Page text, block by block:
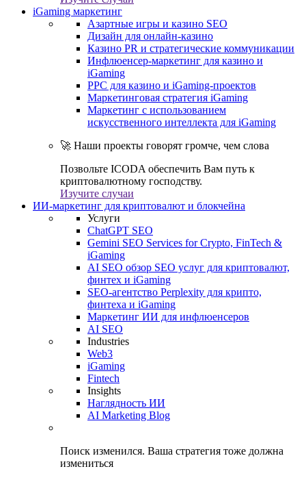
iGaming маркетинг
Азартные игры и казино SEO
Дизайн для онлайн-казино
Казино PR и стратегические коммуникации
Инфлюенсер-маркетинг для казино и
iGaming
PPC для казино и iGaming-проектов
Маркетинговая стратегия iGaming
Маркетинг с использованием
искусственного интеллекта для iGaming
🚀 Наши проекты говорят громче, чем слова
Позвольте ICODA обеспечить Вам путь к
криптовалютному господству.
Изучите случаи
ИИ-маркетинг для криптовалют и блокчейна
Услуги
ChatGPT SEO
Gemini SEO Services for Crypto, FinTech &
iGaming
AI SEO обзор SEO услуг для криптовалют,
финтех и iGaming
SEO-агентство Perplexity для крипто,
финтеха и iGaming
Маркетинг ИИ для инфлюенсеров
AI SEO
Industries
Web3
iGaming
Fintech
Insights
Наглядность ИИ
AI Marketing Blog
Поиск изменился. Ваша стратегия тоже должна
измениться